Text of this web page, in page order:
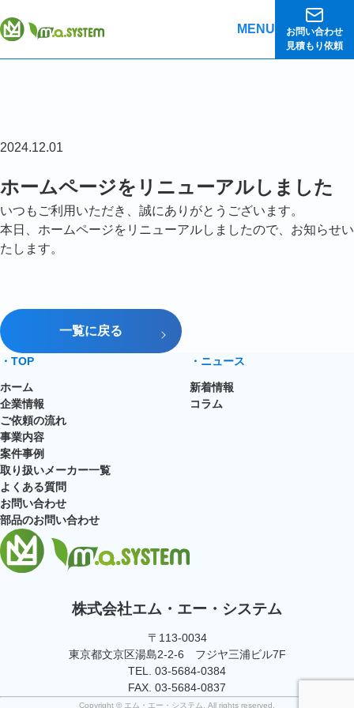
MENU
お問い合わせ
見積もり依頼
2024.12.01
ホームページをリニューアルしました
いつもご利用いただき、誠にありがとうございます。
本日、ホームページをリニューアルしましたので、お知らせい
たします。
一覧に戻る
・TOP
ホーム
企業情報
ご依頼の流れ
事業内容
案件事例
取り扱いメーカー一覧
よくある質問
お問い合わせ
部品のお問い合わせ
・ニュース
新着情報
コラム
株式会社エム・エー・システム
〒113-0034
東京都文京区湯島2-2-6 フジヤ三浦ビル7F
TEL. 03-5684-0384
FAX. 03-5684-0837
Copyright © エム・エー・システム, All rights reserved.︎